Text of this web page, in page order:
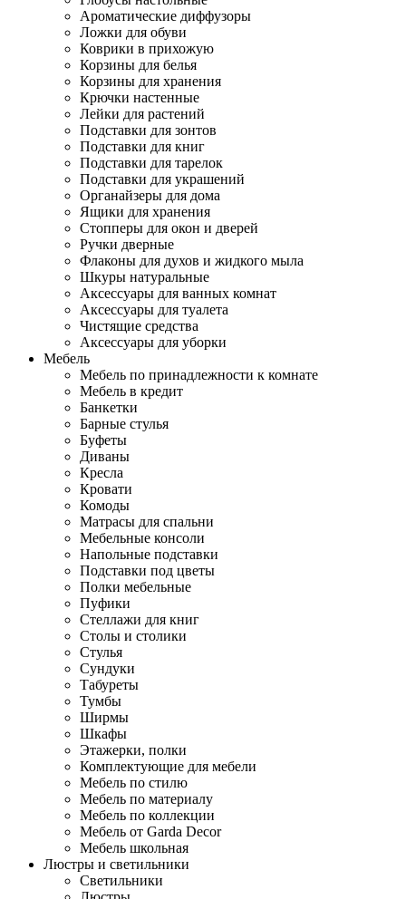
Ароматические диффузоры
Ложки для обуви
Коврики в прихожую
Корзины для белья
Корзины для хранения
Крючки настенные
Лейки для растений
Подставки для зонтов
Подставки для книг
Подставки для тарелок
Подставки для украшений
Органайзеры для дома
Ящики для хранения
Стопперы для окон и дверей
Ручки дверные
Флаконы для духов и жидкого мыла
Шкуры натуральные
Аксессуары для ванных комнат
Аксессуары для туалета
Чистящие средства
Аксессуары для уборки
Мебель
Мебель по принадлежности к комнате
Мебель в кредит
Банкетки
Барные стулья
Буфеты
Диваны
Кресла
Кровати
Комоды
Матрасы для спальни
Мебельные консоли
Напольные подставки
Подставки под цветы
Полки мебельные
Пуфики
Стеллажи для книг
Столы и столики
Стулья
Сундуки
Табуреты
Тумбы
Ширмы
Шкафы
Этажерки, полки
Комплектующие для мебели
Мебель по стилю
Мебель по материалу
Мебель по коллекции
Мебель от Garda Decor
Мебель школьная
Люстры и светильники
Светильники